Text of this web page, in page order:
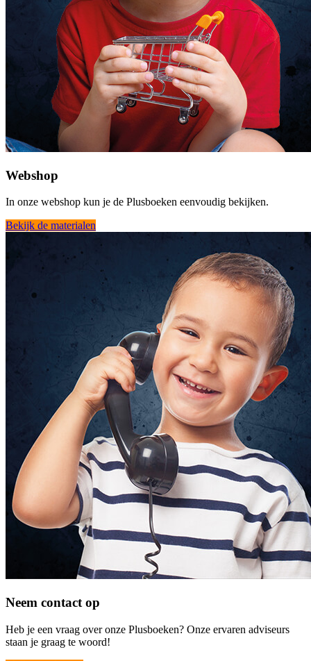
Webshop
In onze webshop kun je de Plusboeken eenvoudig bekijken.
Bekijk de materialen
Neem contact op
Heb je een vraag over onze Plusboeken? Onze ervaren adviseurs
staan je graag te woord!